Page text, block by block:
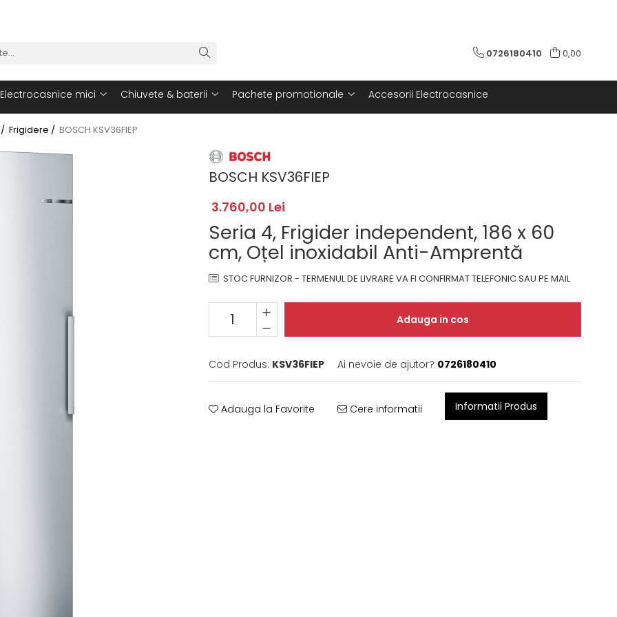
0726180410 0,00
Electrocasnice mici Chiuvete & baterii Pachete promotionale Accesorii Electrocasnice
Frigidere / BOSCH KSV36FIEP
BOSCH KSV36FIEP
3.760,00 Lei
Seria 4, Frigider independent, 186 x 60
cm, Oțel inoxidabil Anti-Amprentă
STOC FURNIZOR - TERMENUL DE LIVRARE VA FI CONFIRMAT TELEFONIC SAU PE MAIL
Adauga in cos
Cod Produs: KSV36FIEP Ai nevoie de ajutor? 0726180410
Adauga la Favorite Cere informatii Informatii Produs